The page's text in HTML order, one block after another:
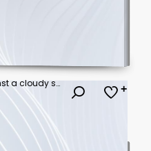
Lavender clematis bloom against a cloudy sky